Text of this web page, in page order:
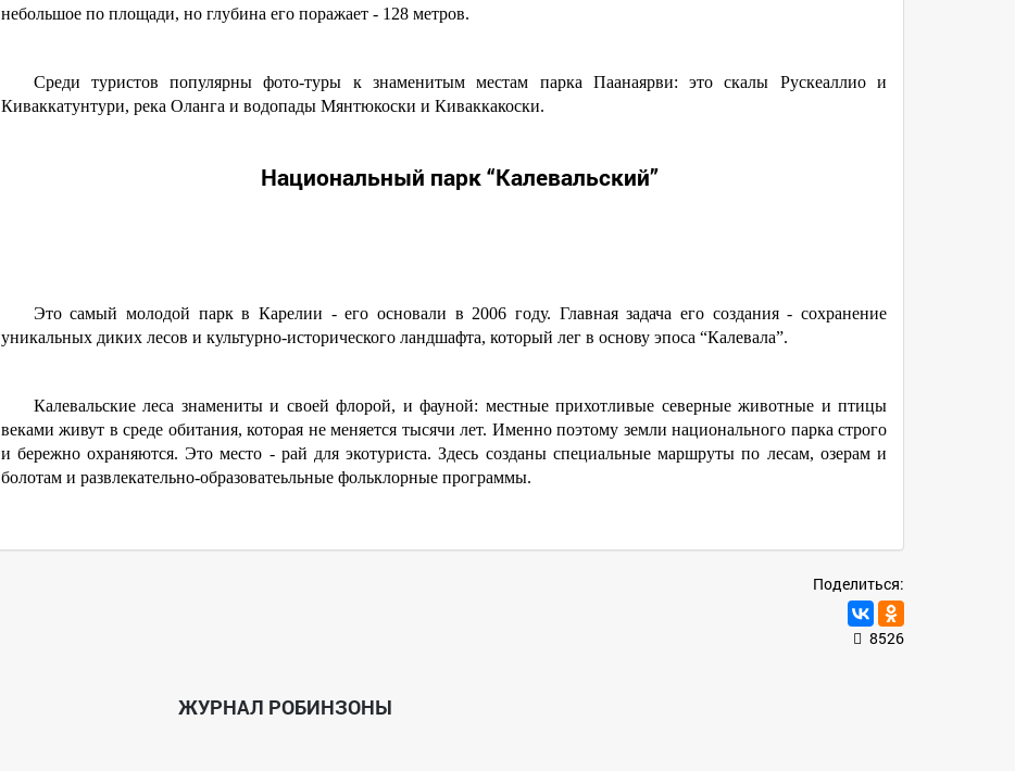
небольшое по площади, но глубина его поражает - 128 метров.
Среди туристов популярны фото-туры к знаменитым местам парка Паанаярви: это скалы Рускеаллио и
Киваккатунтури, река Оланга и водопады Мянтюкоски и Киваккакоски.
Национальный парк “Калевальский”
Это самый молодой парк в Карелии - его основали в 2006 году. Главная задача его создания - сохранение
уникальных диких лесов и культурно-исторического ландшафта, который лег в основу эпоса “Калевала”.
Калевальские леса знамениты и своей флорой, и фауной: местные прихотливые северные животные и птицы
веками живут в среде обитания, которая не меняется тысячи лет. Именно поэтому земли национального парка строго
и бережно охраняются. Это место - рай для экотуриста. Здесь созданы специальные маршруты по лесам, озерам и
болотам и развлекательно-образоватеьльные фольклорные программы.
Поделиться:
8526
ЖУРНАЛ РОБИНЗОНЫ